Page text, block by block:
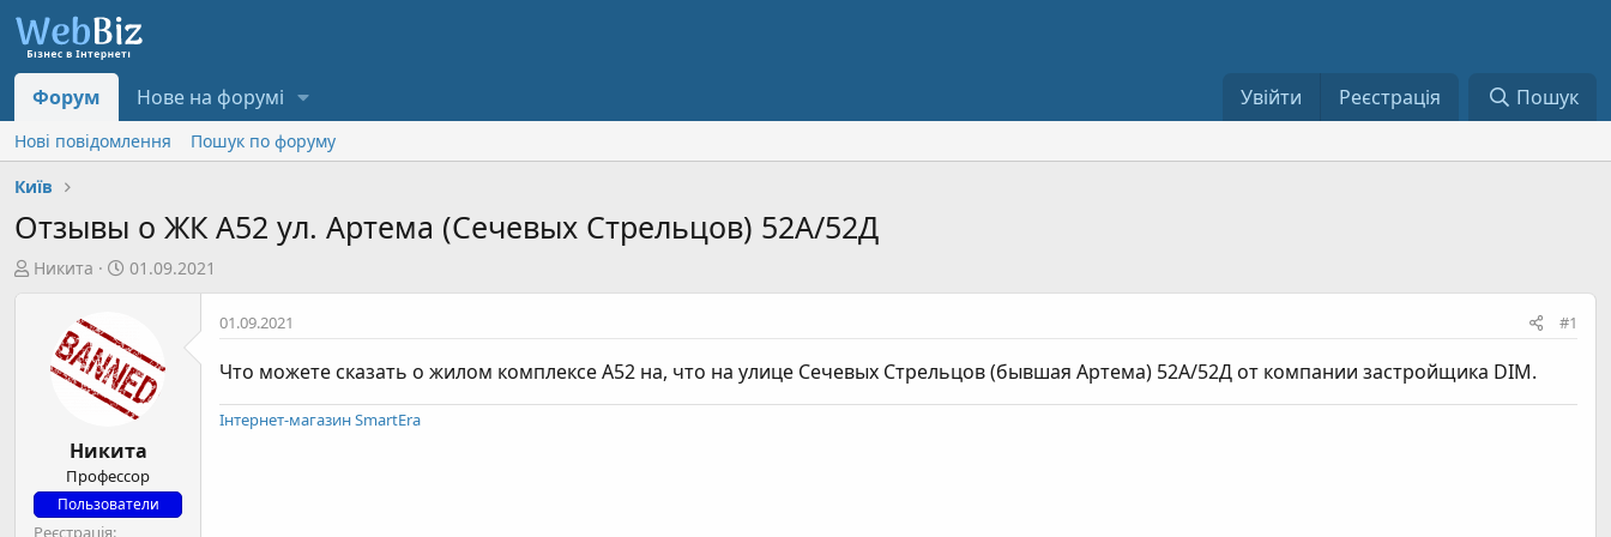
Форум Нове на форумі Увійти Реєстрація Пошук
Нові повідомлення
Пошук по форуму
Київ
Отзывы о ЖК А52 ул. Артема (Сечевых Стрельцов) 52А/52Д
А
Никита
Д
а
с
т
в
о
р
е
н
01.09.2021
Никита
Профессор
Пользователи
Реєстрація
01.09.2021 #1
Что можете сказать о жилом комплексе А52 на, что на улице Сечевых Стрельцов (бывшая Артема) 52А/52Д от компании застройщика DIM.
Інтернет-магазин SmartEra